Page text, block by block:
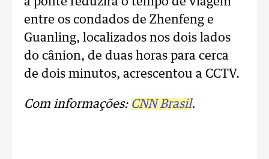
entre os condados de Zhenfeng e
Guanling, localizados nos dois lados
do cânion, de duas horas para cerca
de dois minutos, acrescentou a CCTV.
Com informações: CNN Brasil.